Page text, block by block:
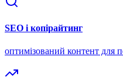
SEO і копірайтинг
оптимізований контент для